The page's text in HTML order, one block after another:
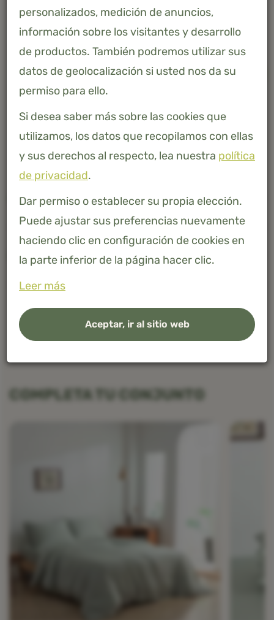
80 X 200
- + AÑADIR A LA CESTA
Bambú 100% natural
Descripción
Especificaciones
COMPLETA TU CONJUNTO
personalizados, medición de anuncios,
información sobre los visitantes y desarrollo
de productos. También podremos utilizar sus
datos de geolocalización si usted nos da su
permiso para ello.
Si desea saber más sobre las cookies que
utilizamos, los datos que recopilamos con ellas
y sus derechos al respecto, lea nuestra política
de privacidad.
Dar permiso o establecer su propia elección.
Puede ajustar sus preferencias nuevamente
haciendo clic en configuración de cookies en
la parte inferior de la página hacer clic.
Leer más
Aceptar, ir al sitio web